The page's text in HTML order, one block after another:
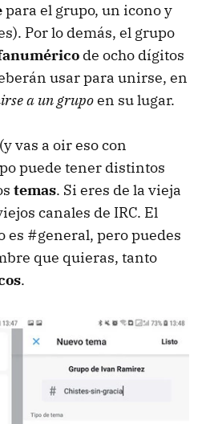
para el grupo, un icono y
Por lo demás, el grupo
de ocho dígitos
usar para unirse, en
a un grupoen su lugar.
vas a oir eso con
puede tener distintos
temas. Si eres de la vieja
canales de IRC. El
#general, pero puedes
que quieras, tanto
.